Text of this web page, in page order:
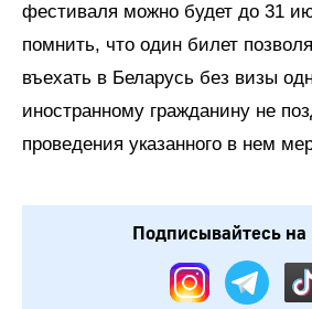
фестиваля можно будет до 31
помнить, что один билет
въехать в Беларусь без визы
иностранному гражданину не
проведения указанного в нем
Подписывайтесь на